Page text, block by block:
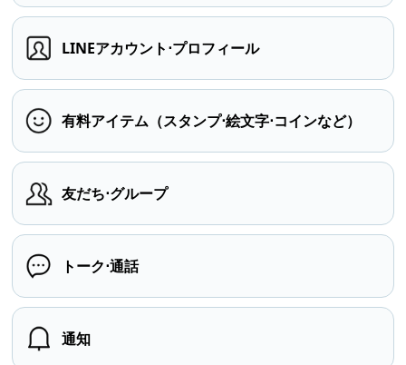
LINEアカウント⋅プロフィール
有料アイテム（スタンプ⋅絵文字⋅コインなど）
友だち⋅グループ
トーク⋅通話
通知